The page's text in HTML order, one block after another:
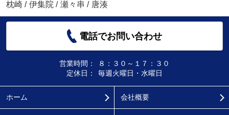
枕崎 / 伊集院 / 瀬々串 / 唐湊
電話でお問い合わせ
営業時間：
８：３０～１７：３０
定休日：
毎週火曜日・水曜日
ホーム 会社概要